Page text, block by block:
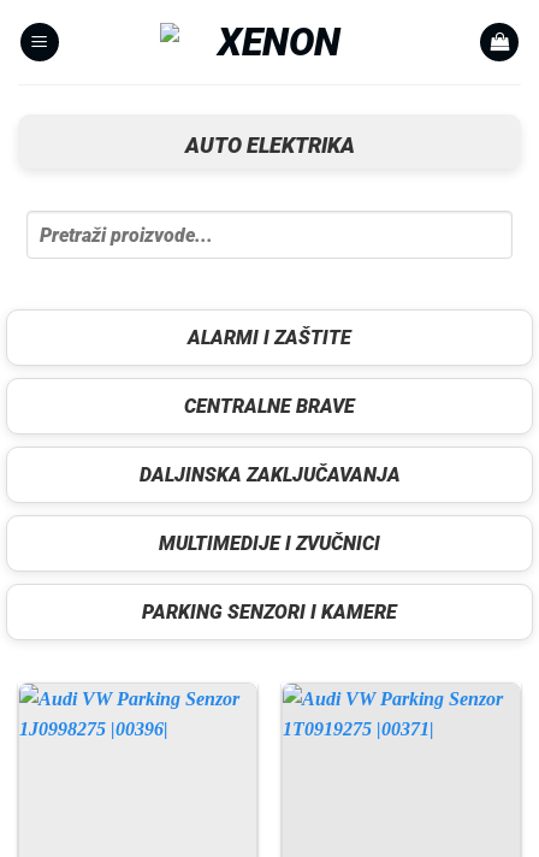
AUTO ELEKTRIKA
ALARMI I ZAŠTITE
CENTRALNE BRAVE
DALJINSKA ZAKLJUČAVANJA
MULTIMEDIJE I ZVUČNICI
PARKING SENZORI I KAMERE